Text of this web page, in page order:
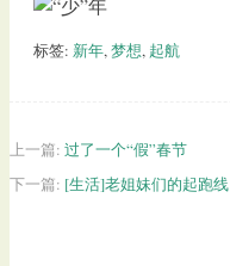
标签: 新年,梦想, 起航
上一篇: 过了一个“假”春节
下一篇: [生活]老姐妹们的起跑线